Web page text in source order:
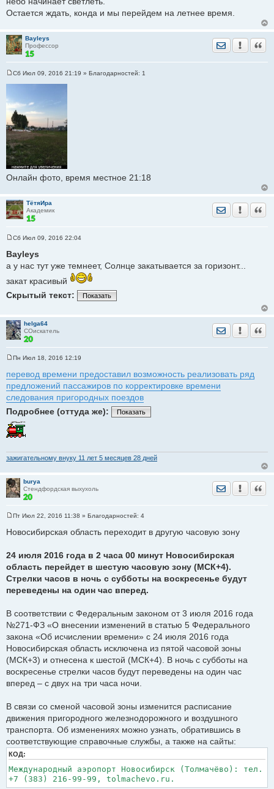
е
н
Остается ждать, конда и мы перейдем на летнее время.
Bayleys
Профессор
Отправить
о
б
щ
е
н
и
Сб Июл 09, 2016 21:19 » Благодарностей: 1
Онлайн фото, время местное 21:18
ТётяИра
Академик
Отправить
о
б
щ
е
и
Сб Июл 09, 2016 22:04
Bayleys
а у нас тут уже темнеет, Солнце закатывается за горизонт...
закат красивый
Скрытый текст:
Показать
helga64
СОискатель
Отправить
о
б
щ
е
и
е
Пн Июл 18, 2016 12:19
перевод времени предоставил возможность реализовать ряд
предложений пассажиров по корректировке времени
следования пригородных поездов
Подробнее (оттуда же):
Показать
зажигательному внуку 11 лет 5 месяцев 28 дней
burya
Стендфордская выхухоль
Отправить
о
щ
е
н
е
Пт Июл 22, 2016 11:38 » Благодарностей: 4
Новосибирская область переходит в другую часовую зону
24 июля 2016 года в 2 часа 00 минут Новосибирская
область перейдет в шестую часовую зону (МСК+4).
Стрелки часов в ночь с субботы на воскресенье будут
переведены на один час вперед.
В соответствии с Федеральным законом от 3 июля 2016 года
№271-ФЗ «О внесении изменений в статью 5 Федерального
закона «Об исчислении времени» с 24 июля 2016 года
Новосибирская область исключена из пятой часовой зоны
(МСК+3) и отнесена к шестой (МСК+4). В ночь с субботы на
воскресенье стрелки часов будут переведены на один час
вперед – с двух на три часа ночи.
В связи со сменой часовой зоны изменится расписание
движения пригородного железнодорожного и воздушного
транспорта. Об изменениях можно узнать, обратившись в
соответствующие справочные службы, а также на сайты:
КОД:
Международный аэропорт Новосибирск (Толмачёво): тел.
+7 (383) 216-99-99, tolmachevo.ru.